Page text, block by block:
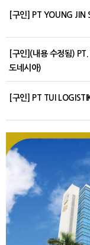
[구인] PT YOUNG JIN
[구인](내용 수정됨)
도네시아)
[구인] PT TUI